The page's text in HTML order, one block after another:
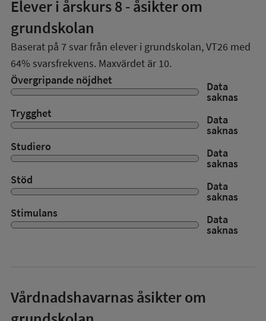
Elever i årskurs 8- åsikter om
grundskolan
Baserat på 7 svar från elever i grundskolan,VT26 med
64% svarsfrekvens. Maxvärdet är 10.
Övergripande nöjdhet
Data
saknas
Trygghet
Data
saknas
Studiero
Data
saknas
Stöd
Data
saknas
Stimulans
Data
saknas
Vårdnadshavarnas åsikter om